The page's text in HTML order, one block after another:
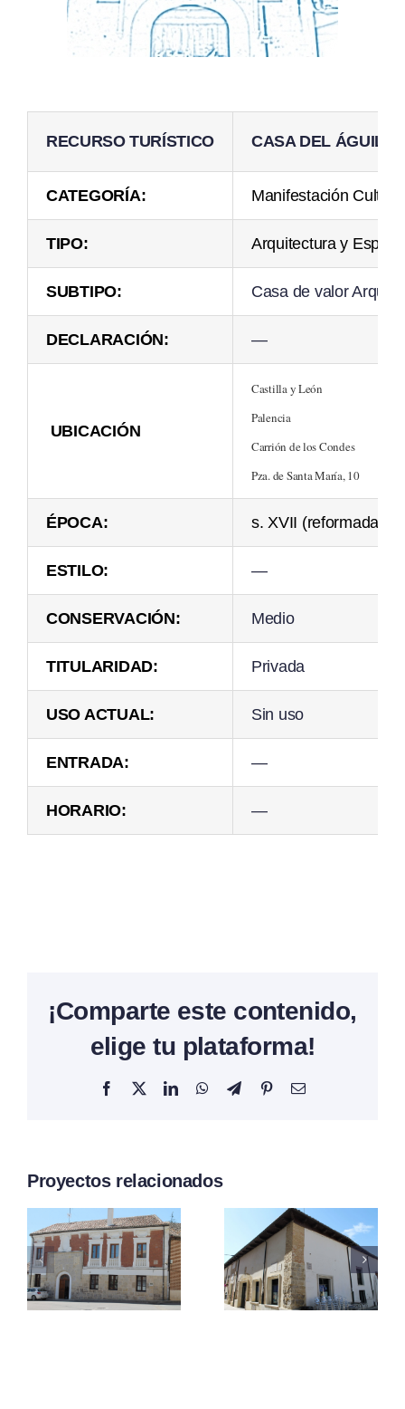
RECURSO TURÍSTICO CASA DEL ÁGUILA
CATEGORÍA: Manifestación
TIPO: Arquitectura y
SUBTIPO: Casa de valor
DECLARACIÓN: —
UBICACIÓN
Castilla y León
Palencia
Carrión de los Condes
Pza. de Santa María, 10
ÉPOCA: s. XVII (reformada s.
ESTILO: —
CONSERVACIÓN: Medio
TITULARIDAD: Privada
USO ACTUAL: Sin uso
ENTRADA: —
HORARIO: —
¡Comparte este contenido,
elige tu plataforma!
Facebook
X LinkedInWhatsAppTelegramPinterestCorreo
Proyectos relacionados
Del
Marqués
De
Santillana
Del
Balcón